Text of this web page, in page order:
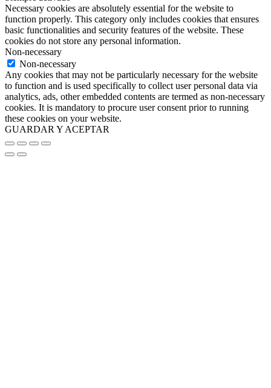
Necessary cookies are absolutely essential for the website to
function properly. This category only includes cookies that ensures
basic functionalities and security features of the website. These
cookies do not store any personal information.
Non-necessary
Non-necessary
Any cookies that may not be particularly necessary for the website
to function and is used specifically to collect user personal data via
analytics, ads, other embedded contents are termed as non-necessary
cookies. It is mandatory to procure user consent prior to running
these cookies on your website.
GUARDAR Y ACEPTAR